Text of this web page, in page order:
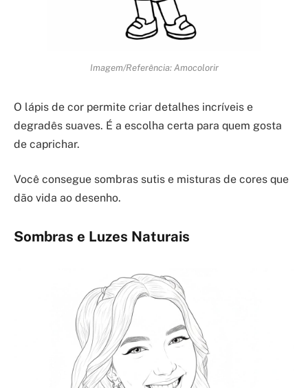
Imagem/Referência: Amocolorir
O lápis de cor permite criar detalhes incríveis e
degradês suaves. É a escolha certa para quem gosta
de caprichar.
Você consegue sombras sutis e misturas de cores que
dão vida ao desenho.
Sombras e Luzes Naturais